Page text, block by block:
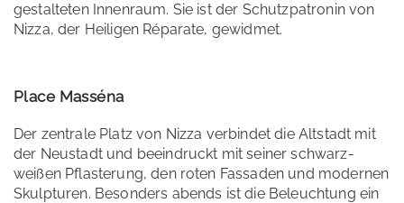
gestalteten Innenraum. Sie ist der Schutzpatronin von
Nizza, der Heiligen Réparate, gewidmet.
Place Masséna
Der zentrale Platz von Nizza verbindet die Altstadt mit
der Neustadt und beeindruckt mit seiner schwarz-
weißen Pflasterung, den roten Fassaden und modernen
Skulpturen. Besonders abends ist die Beleuchtung ein